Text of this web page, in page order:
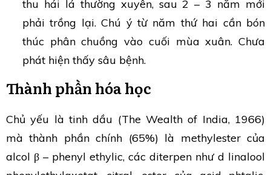
thu hái lá thường xuyên, sau 2 – 3 năm mới
phải trồng lại. Chú ý từ năm thứ hai cần bón
thúc phân chuồng vào cuối mùa xuân. Chưa
phát hiện thấy sâu bệnh.
Thành phần hóa học
Chủ yếu là tinh dầu (The Wealth of India, 1966)
mà thành phần chính (65%) là methylester của
alcol β – phenyl ethylic, các diterpen như d linalool